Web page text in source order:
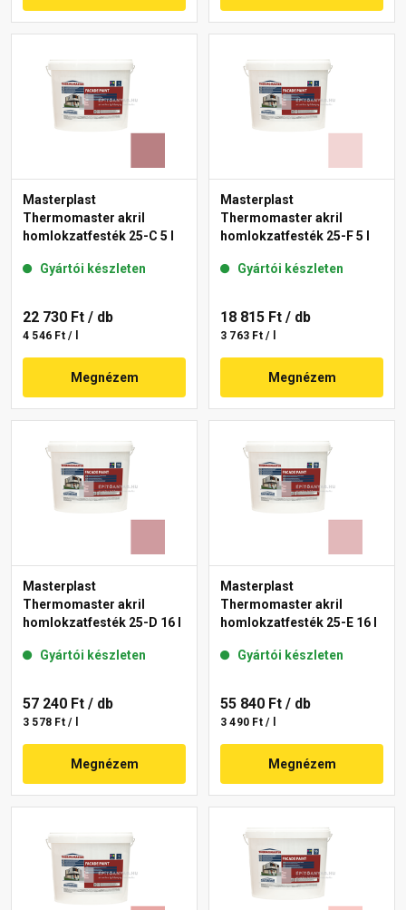
Masterplast
Thermomaster akril
homlokzatfesték 25-C 5 l
Gyártói készleten
22 730 Ft / db
4 546 Ft / l
Megnézem
Masterplast
Thermomaster akril
homlokzatfesték 25-F 5 l
Gyártói készleten
18 815 Ft / db
3 763 Ft / l
Megnézem
Masterplast
Thermomaster akril
homlokzatfesték 25-D 16 l
Gyártói készleten
57 240 Ft / db
3 578 Ft / l
Megnézem
Masterplast
Thermomaster akril
homlokzatfesték 25-E 16 l
Gyártói készleten
55 840 Ft / db
3 490 Ft / l
Megnézem